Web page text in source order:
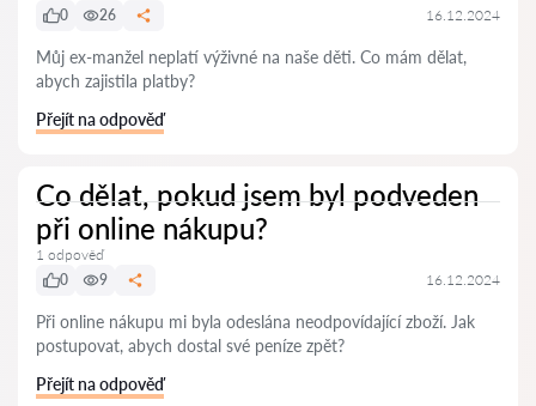
0
26 16.12.2024
Můj ex-manžel neplatí výživné na naše děti. Co mám dělat,
abych zajistila platby?
Přejít na odpověď
Co dělat, pokud jsem byl podveden
při online nákupu?
1 odpověď
0
9 16.12.2024
Při online nákupu mi byla odeslána neodpovídající zboží. Jak
postupovat, abych dostal své peníze zpět?
Přejít na odpověď